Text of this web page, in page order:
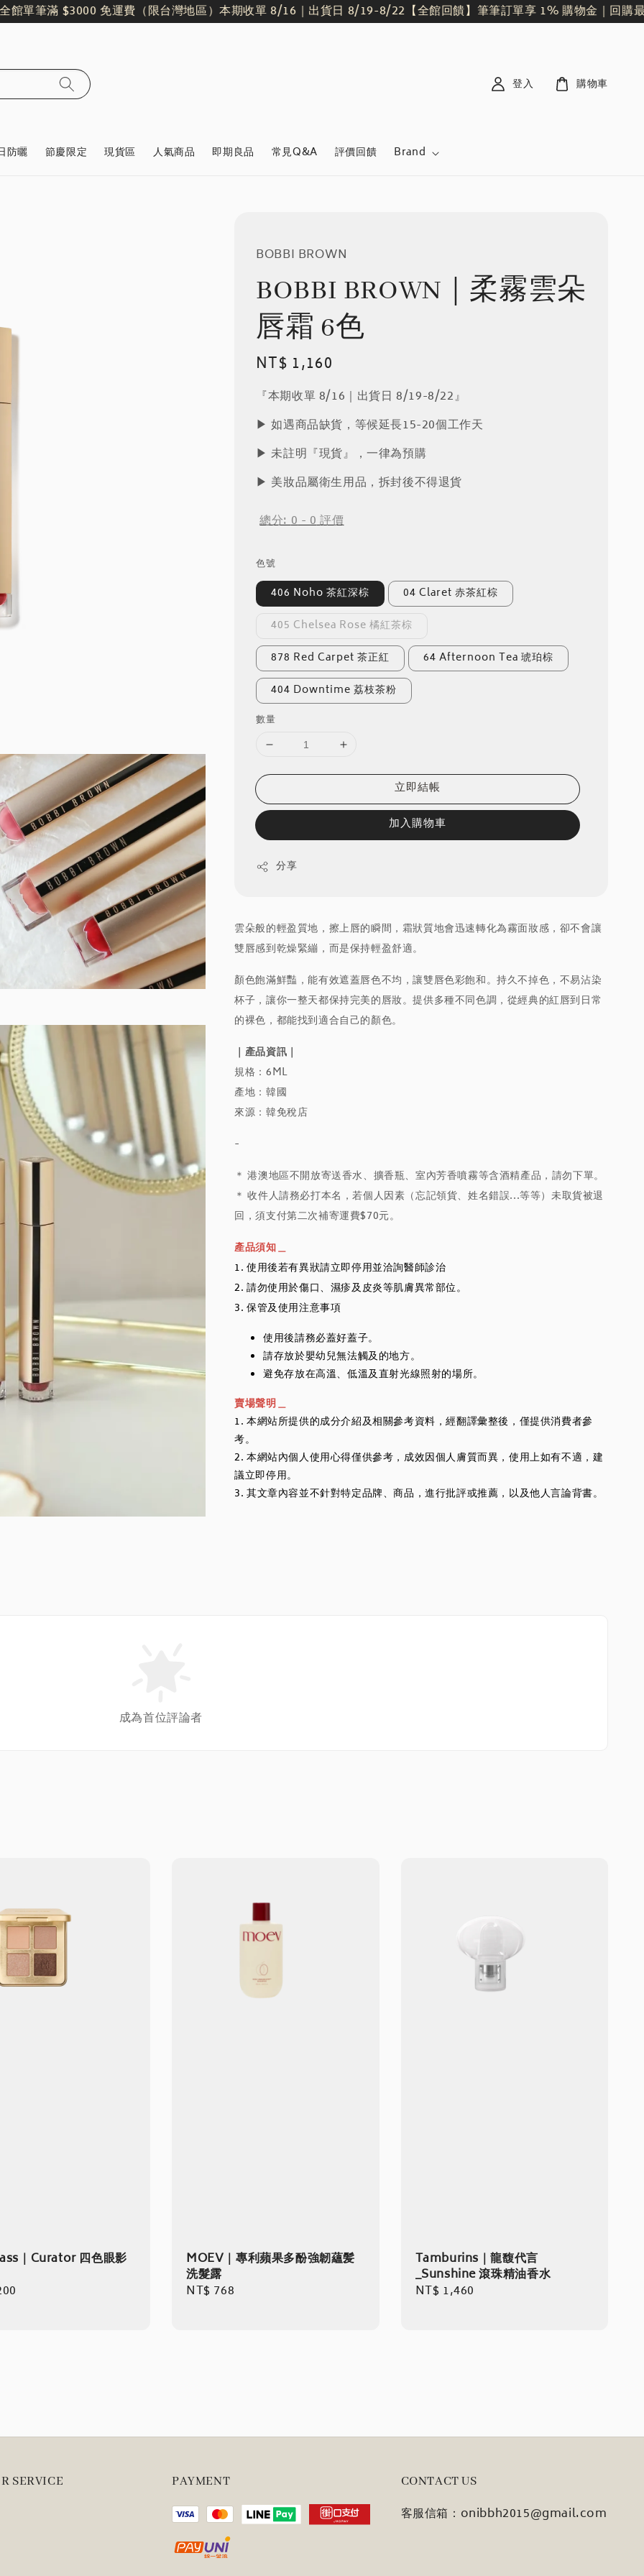
筆滿 $3000 免運費（限台灣地區）本期收單 8/16｜出貨日 8/19-8/22【全館回饋】筆筆訂單享 1% 購物金｜回購最划算
防曬 節慶限定 現貨區 人氣商品 即期良品 常見Q&A 評價回饋 Brand
登入 購物車
BOBBI BROWN
BOBBI BROWN｜柔霧雲朵
唇霜 6色
Regular
price
NT$ 1,160
『本期收單 8/16｜出貨日 8/19-8/22』
▶︎ 如遇商品缺貨，等候延長15-20個工作天
▶︎ 未註明『現貨』，一律為預購
▶︎ 美妝品屬衛生用品，拆封後不得退貨
總分:0-0評價
色號
406 Noho 茶紅深棕
04 Claret 赤茶紅棕
405 Chelsea Rose 橘紅茶棕
878 Red Carpet 茶正紅
64 Afternoon Tea 琥珀棕
404 Downtime 荔枝茶粉
數量
立即結帳
加入購物車
分享
雲朵般的輕盈質地，擦上唇的瞬間，霜狀質地會迅速轉化為霧面妝感，卻不會讓
雙唇感到乾燥緊繃，而是保持輕盈舒適。
顏色飽滿鮮豔，能有效遮蓋唇色不均，讓雙唇色彩飽和。持久不掉色，不易沾染
杯子，讓你一整天都保持完美的唇妝。提供多種不同色調，從經典的紅唇到日常
的裸色，都能找到適合自己的顏色。
｜產品資訊｜
規格：6ML
產地：韓國
來源：韓免稅店
-
＊ 港澳地區不開放寄送香水、擴香瓶、室內芳香噴霧等含酒精產品，請勿下單。
＊ 收件人請務必打本名，若個人因素（忘記領貨、姓名錯誤...等等）未取貨被退
回，須支付第二次補寄運費$70元。
產品須知＿
1. 使用後若有異狀請立即停用並洽詢醫師診治
2. 請勿使用於傷口、濕疹及皮炎等肌膚異常部位。
3. 保管及使用注意事項
使用後請務必蓋好蓋子。
請存放於嬰幼兒無法觸及的地方。
避免存放在高溫、低溫及直射光線照射的場所。
賣場聲明＿
1. 本網站所提供的成分介紹及相關參考資料，經翻譯彙整後，僅提供消費者參
考。
2. 本網站內個人使用心得僅供參考，成效因個人膚質而異，使用上如有不適，建
議立即停用。
3. 其文章內容並不針對特定品牌、商品，進行批評或推薦，以及他人言論背書。
成為首位評論者
｜Curator 四色眼影
MOEV｜專利蘋果多酚強韌蘊髪
洗髮露
Regular
NT$ 768
Tamburins｜龍馥代言
_Sunshine 滾珠精油香水
Regular
NT$ 1,460
SERVICE PAYMENT CONTACT US
客服信箱：onibbh2015@gmail.com